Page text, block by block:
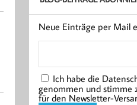
Neue Einträge per Mail
Ich habe die
genommen und stimme
für den Newsletter-